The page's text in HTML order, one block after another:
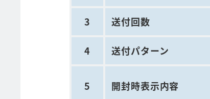
3 送付回数
4 送付パターン
5 開封時表示内容